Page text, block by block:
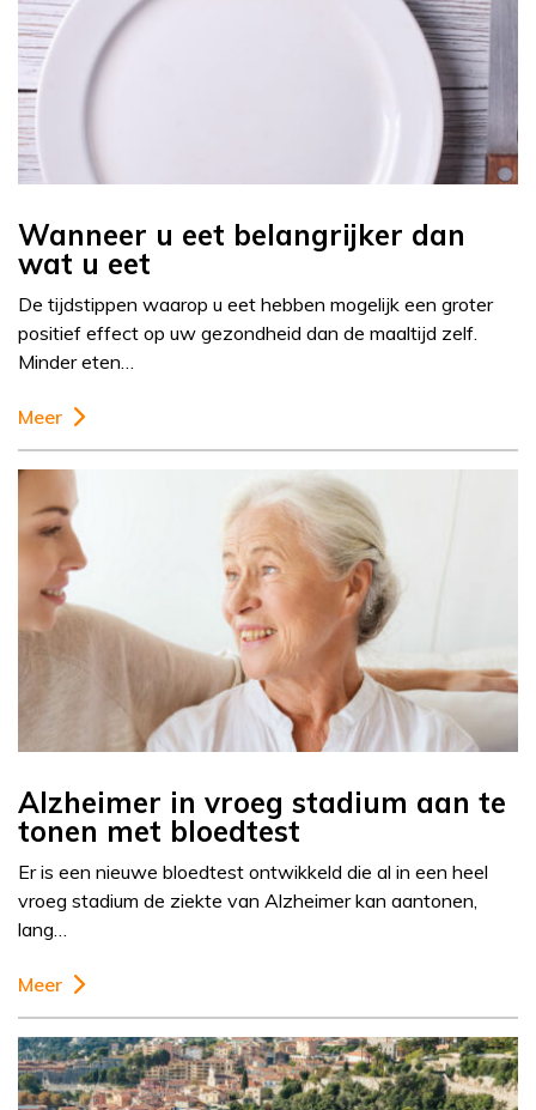
Wanneer u eet belangrijker dan
wat u eet
De tijdstippen waarop u eet hebben mogelijk een groter
positief effect op uw gezondheid dan de maaltijd zelf.
Minder eten…
Meer
Alzheimer in vroeg stadium aan te
tonen met bloedtest
Er is een nieuwe bloedtest ontwikkeld die al in een heel
vroeg stadium de ziekte van Alzheimer kan aantonen,
lang…
Meer